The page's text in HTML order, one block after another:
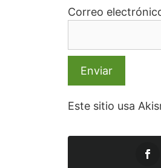
Correo
Este sitio usa